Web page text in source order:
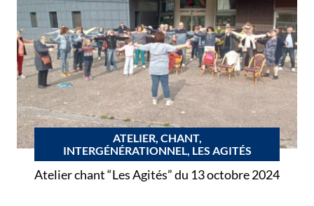
ATELIER, CHANT,
INTERGÉNÉRATIONNEL, LES AGITÉS
Atelier chant “Les Agités” du 13 octobre 2024